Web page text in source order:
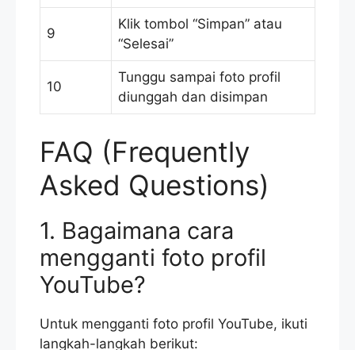
9
Klik tombol “Simpan” atau
“Selesai”
10
Tunggu sampai foto profil
diunggah dan disimpan
FAQ (Frequently
Asked Questions)
1. Bagaimana cara
mengganti foto profil
YouTube?
Untuk mengganti foto profil YouTube, ikuti
langkah-langkah berikut: